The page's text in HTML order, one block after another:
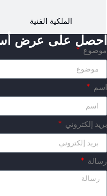
الملكية الفنية
احصل على عرض
موضوع
اسم
بريد إلكتروني
رسالة